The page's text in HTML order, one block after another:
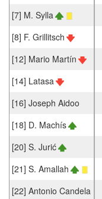
[7] M. Sylla
[8] F. Grillitsch
[12] Mario Martín
[14] Latasa
[16] Joseph Aidoo
[18] D. Machís
[20] S. Jurić
[21] S. Amallah
[22] Antonio Candela